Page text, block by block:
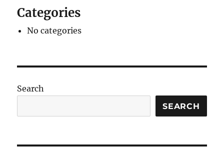
Categories
No categories
Search
SEARCH